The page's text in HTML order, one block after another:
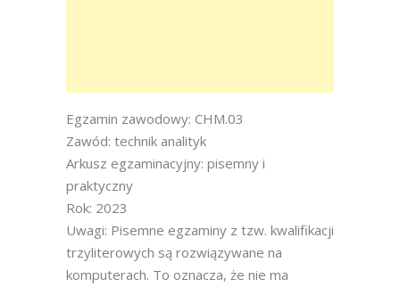
Egzamin zawodowy: CHM.03
Zawód: technik analityk
Arkusz egzaminacyjny: pisemny i
praktyczny
Rok: 2023
Uwagi: Pisemne egzaminy z tzw. kwalifikacji
trzyliterowych są rozwiązywane na
komputerach. To oznacza, że nie ma